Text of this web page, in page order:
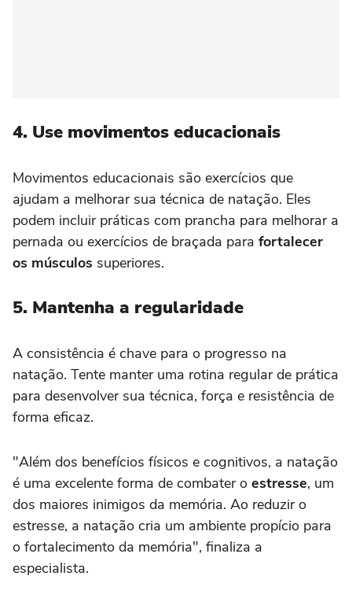
4. Use movimentos educacionais
Movimentos educacionais são exercícios que
ajudam a melhorar sua técnica de natação. Eles
podem incluir práticas com prancha para melhorar a
pernada ou exercícios de braçada para fortalecer
os músculos superiores.
5. Mantenha a regularidade
A consistência é chave para o progresso na
natação. Tente manter uma rotina regular de prática
para desenvolver sua técnica, força e resistência de
forma eficaz.
"Além dos benefícios físicos e cognitivos, a natação
é uma excelente forma de combater o estresse, um
dos maiores inimigos da memória. Ao reduzir o
estresse, a natação cria um ambiente propício para
o fortalecimento da memória", finaliza a
especialista.